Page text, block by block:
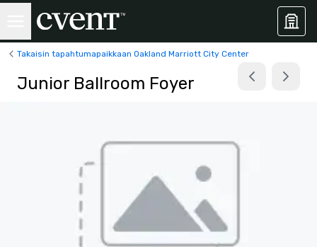
Takaisin tapahtumapaikkaan Oakland Marriott City Center
Junior Ballroom Foyer